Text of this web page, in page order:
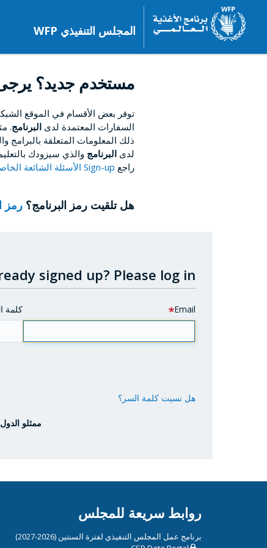
المجلس التنفيذي WFP
مستخدم جديد؟
توفر بعض الأقسام في الموقع
السفارات المعتمدة لدىالبرنامج.
ذلك المعلومات المتعلقة بالبرامج
لدىالبرنامج والذي سيزودك
راجع Sign-up الأسئلة الشائعة الخاصة بالتسجيل
هل تلقيت رمز البرنامج؟رمز
signed up? Please log in.
Email كلمة
هل نسيت كلمة السر؟
ممثلو
روابط سريعة للمجلس
برنامج عمل المجلس التنفيذي لفترة السنتين (2026-2027)